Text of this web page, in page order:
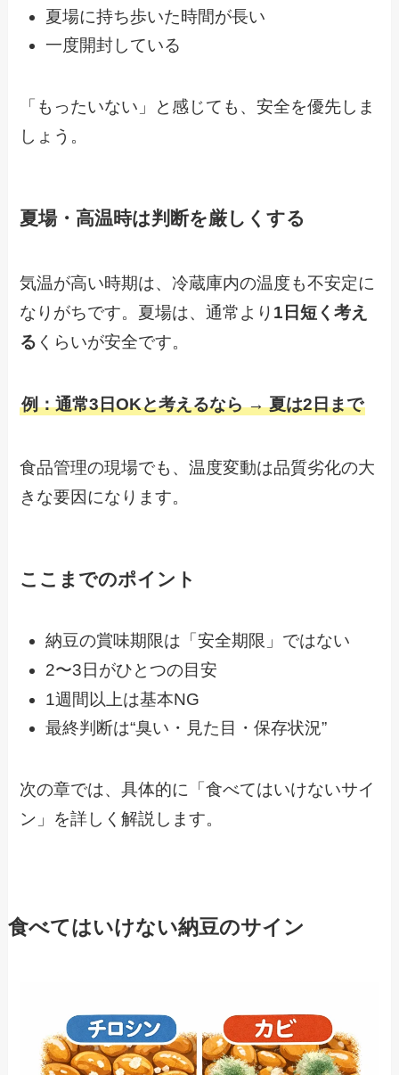
夏場に持ち歩いた時間が長い
一度開封している
「もったいない」と感じても、安全を優先しま
しょう。
夏場・高温時は判断を厳しくする
気温が高い時期は、冷蔵庫内の温度も不安定に
なりがちです。夏場は、通常より 1日短く考え
る くらいが安全です。
例：通常3日OKと考えるなら → 夏は2日まで
食品管理の現場でも、温度変動は品質劣化の大
きな要因になります。
ここまでのポイント
納豆の賞味期限は「安全期限」ではない
2〜3日がひとつの目安
1週間以上は基本NG
最終判断は“臭い・見た目・保存状況”
次の章では、具体的に「食べてはいけないサイ
ン」を詳しく解説します。
食べてはいけない納豆のサイン